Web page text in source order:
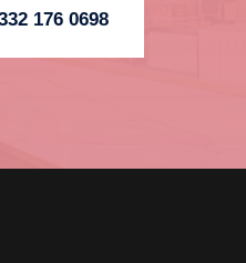
176 0698